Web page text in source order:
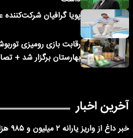
پویا گرافیان شرکت‌کننده عشق
رقابت بازی رومیزی
بهارستان برگزار شد +
آخرین اخبار
خبر